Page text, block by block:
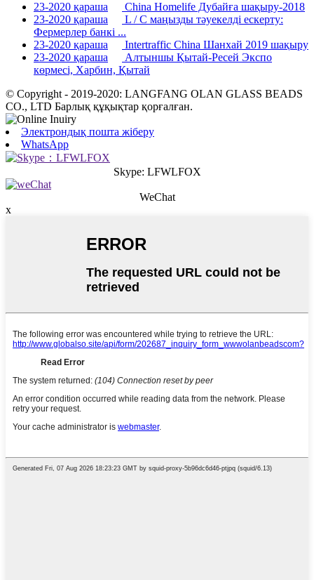
23-2020 қараша
China Homelife Дубайға шақыру-2018
23-2020 қараша
L / C маңызды тәуекелді ескерту:
Фермерлер банкі ...
23-2020 қараша
Intertraffic China Шанхай 2019 шақыру
23-2020 қараша
Алтыншы Қытай-Ресей Экспо
көрмесі, Харбин, Қытай
© Copyright - 2019-2020: LANGFANG OLAN GLASS BEADS
CO., LTD Барлық құқықтар қорғалған.
Электрондық пошта жіберу
WhatsApp
Skype: LFWLFOX
WeChat
x